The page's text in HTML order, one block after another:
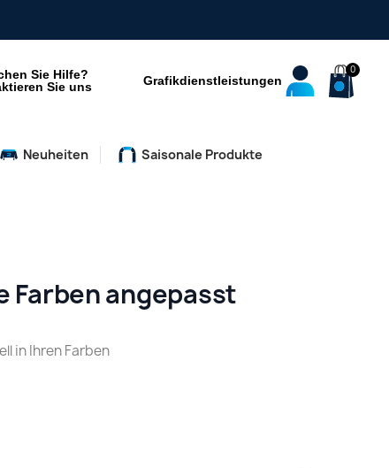
Sie Hilfe?
Sie uns
Grafikdienstleistungen
Neuheiten Saisonale Produkte
Farben angepasst
in Ihren Farben